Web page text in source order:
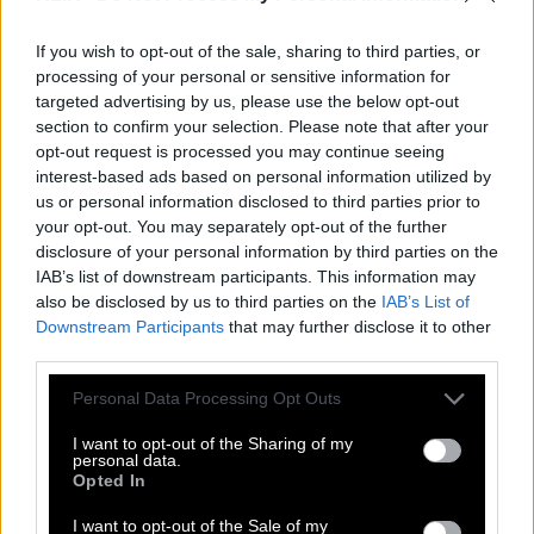
If you wish to opt-out of the sale, sharing to third parties, or
processing of your personal or sensitive information for
targeted advertising by us, please use the below opt-out
section to confirm your selection. Please note that after your
opt-out request is processed you may continue seeing
interest-based ads based on personal information utilized by
us or personal information disclosed to third parties prior to
your opt-out. You may separately opt-out of the further
disclosure of your personal information by third parties on the
IAB’s list of downstream participants. This information may
also be disclosed by us to third parties on the IAB’s List of
Downstream Participants that may further disclose it to other
Please note that this website/app uses one or more Google
not limited to your visit or usage behaviour. You may click to
grant or deny consent to Google and its third-party tags to
use your data for below specified purposes in below Google
consent section.
Personal Data Processing Opt Outs
I want to opt-out of the Sharing of my
personal data.
Opted In
I want to opt-out of the Sale of my
χρόνο και ένα νέο κατάστημα, ενώ το 1987
κατασκευάστηκε το εργοστάσιο στη Χαλκιδική, το
οποίο αποτέλεσε σημείο αναφοράς για χιλιάδες
ταξιδιώτες.